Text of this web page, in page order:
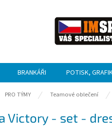
BRANKÁŘI POTISK,
PRO TÝMY Teamové oblečení
Victory - set -